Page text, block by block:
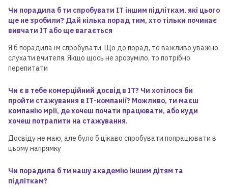
Чи порадила б ти спробувати ІТ іншим підліткам, які цього
ще не зробили? Дай кілька порад тим, хто тільки починає
вивчати ІТ або ще вагається
Я б порадила їм спробувати. Що до порад, то важливо уважно
слухати вчителя. Якщо щось не зрозуміло, то потрібно
перепитати
Чи є в тебе комерційний досвід в ІТ? Чи хотілося би
пройти стажування в ІТ-компанії? Можливо, ти маєш
компанію мрії, де хочеш почати працювати, або куди
хочеш потрапити на стажування.
Досвіду не маю, але було б цікаво спробувати попрацювати в
цьому напрямку
Чи порадила б ти нашу академію іншим дітям та
підліткам?